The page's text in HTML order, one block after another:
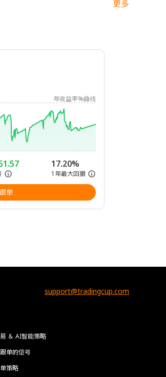
更多
年收益率%曲线
17.20%
1年最大回撤
单
support@tradingcup.com
＆ AI智能策略
单的信号
策略